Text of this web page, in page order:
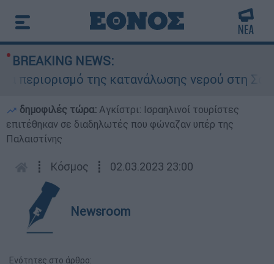
BREAKING NEWS:
της κατανάλωσης νερού στη
δημοφιλές τώρα: Αγκίστρι: Ισραηλινοί τουρίστες
επιτέθηκαν σε διαδηλωτές που φώναζαν υπέρ της
Παλαιστίνης
┋ Κόσμος ┋ 02.03.2023 23:00
Newsroom
Ενότητες στο άρθρο: